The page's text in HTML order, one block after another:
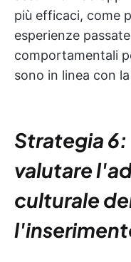
più efficaci, come
esperienze
comportamentali
sono in linea con
Strategia
valutare
culturale